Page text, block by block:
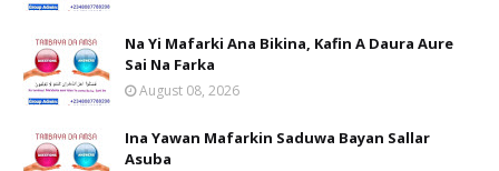
Na Yi Mafarki Ana Bikina, Kafin A Daura Aure
Sai Na Farka
August 08, 2026
Ina Yawan Mafarkin Saduwa Bayan Sallar
Asuba